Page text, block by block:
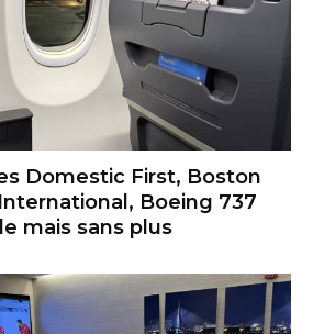
Domestic First, Boston
Boeing 737
mais sans plus